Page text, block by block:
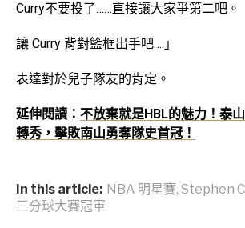
Curry不要投了……直接讓大家爭第二吧。
讓 Curry 背對籃框出手吧….」
表達對於兒子隊友的肯定。
延伸閱讀： 不放棄就是HBL的魅力！泰
轉秀，擊敗南山勇奪隊史首冠！
In this article: NBA 明星賽, Stephen
三分球大賽冠軍